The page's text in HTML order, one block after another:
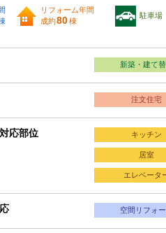
リフォーム年間
成約80棟
駐車場
新築・建て替
注文住宅
応部位 キッチン
居室
エレベータ
空間リフォ